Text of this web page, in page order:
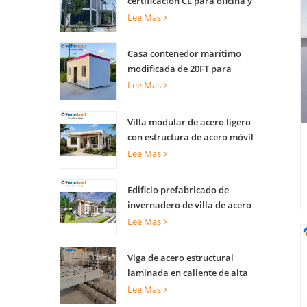
vivienda
Lee Mas
Casa contenedor marítimo
modificada de 20FT para
apartamentos
Lee Mas
Villa modular de acero ligero
con estructura de acero móvil
de lujo
Lee Mas
Edificio prefabricado de
invernadero de villa de acero
ligero para complejo turístico
Lee Mas
Viga de acero estructural
laminada en caliente de alta
capacidad de carga para
Lee Mas